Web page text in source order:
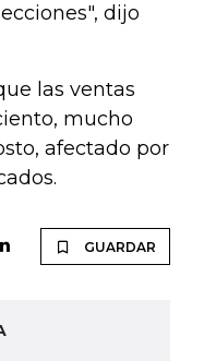
dijo
las ventas
mucho
afectado por
GUARDAR